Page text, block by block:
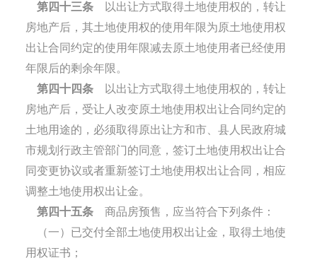
第四十三条以出让方式取得土地使用权的，转让
房地产后，其土地使用权的使用年限为原土地使用权
出让合同约定的使用年限减去原土地使用者已经使用
年限后的剩余年限。
第四十四条以出让方式取得土地使用权的，转让
房地产后，受让人改变原土地使用权出让合同约定的
土地用途的，必须取得原出让方和市、县人民政府城
市规划行政主管部门的同意，签订土地使用权出让合
同变更协议或者重新签订土地使用权出让合同，相应
调整土地使用权出让金。
第四十五条商品房预售，应当符合下列条件：
（一）已交付全部土地使用权出让金，取得土地使
用权证书；